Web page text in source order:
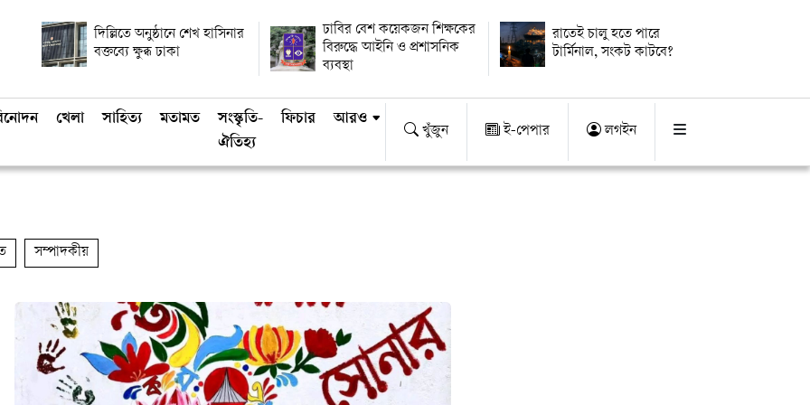
দিল্লিতে অনুষ্ঠানে শেখ হাসিনার
বক্তব্যে ক্ষুব্ধ ঢাকা
ঢাবির বেশ কয়েকজন শিক্ষকের
বিরুদ্ধে আইনি ও প্রশাসনিক
ব্যবস্থা
রাতেই চালু হতে পারে
টার্মিনাল, সংকট কাটবে?
খেলা সাহিত্য মতামত
সংস্কৃতি-
ঐতিহ্য
ফিচার আরও
খুঁজুন ই-পেপার লগইন
সম্পাদকীয়